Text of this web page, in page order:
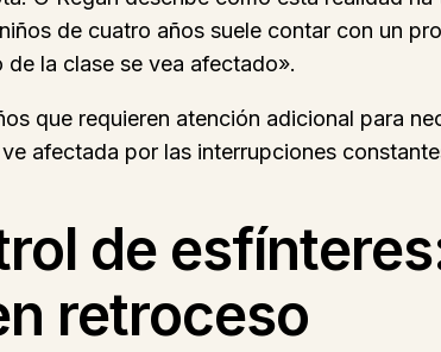
de cuatro años suele contar con un
la clase se vea afectado».
que requieren atención adicional para
afectada por las interrupciones
de
retroceso